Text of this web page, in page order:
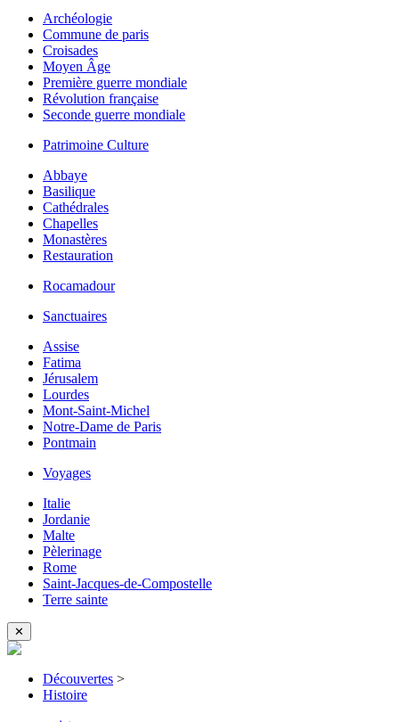
Archéologie
Commune de paris
Croisades
Moyen Âge
Première guerre mondiale
Révolution française
Seconde guerre mondiale
Patrimoine Culture
Abbaye
Basilique
Cathédrales
Chapelles
Monastères
Restauration
Rocamadour
Sanctuaires
Assise
Fatima
Jérusalem
Lourdes
Mont-Saint-Michel
Notre-Dame de Paris
Pontmain
Voyages
Italie
Jordanie
Malte
Pèlerinage
Rome
Saint-Jacques-de-Compostelle
Terre sainte
✕
Découvertes >
Histoire